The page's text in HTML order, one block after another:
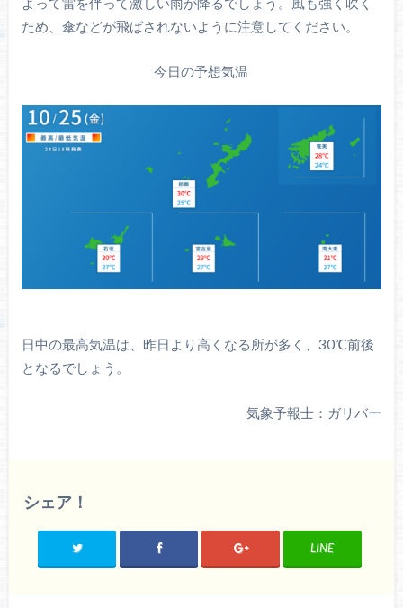
ため、傘などが飛ばされないように注意してください。
今日の予想気温
日中の最高気温は、昨日より高くなる所が多く、30℃前後
となるでしょう。
気象予報士：ガリバー
シェア！
LINE